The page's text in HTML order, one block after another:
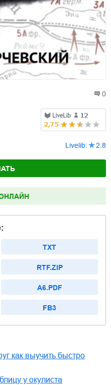
0
Livelib: 2.8
TXT
RTF.ZIP
A6.PDF
FB3
как выучить быстро
у окулиста